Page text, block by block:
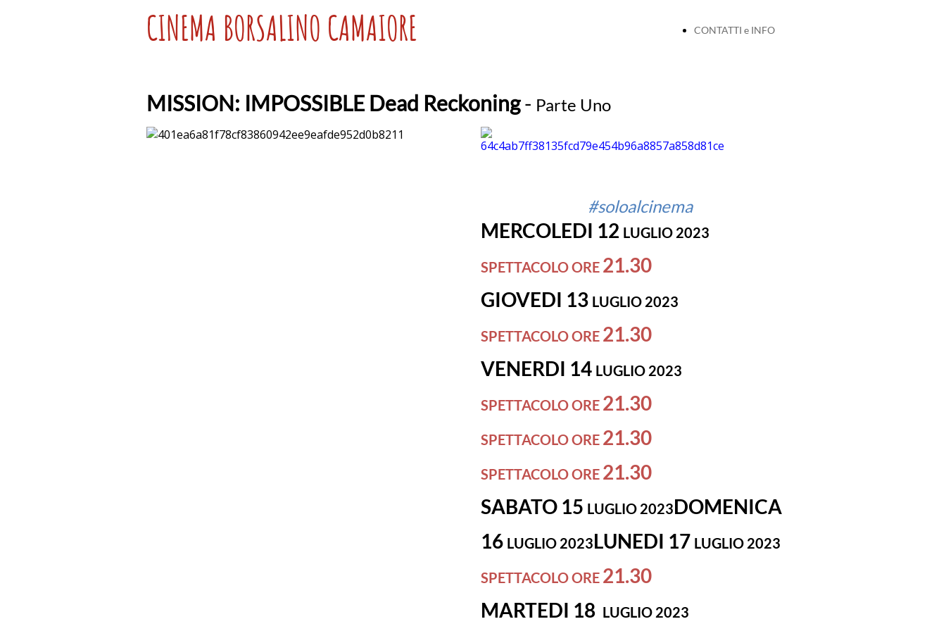
CONTATTI e INFO
CINEMA BORSALINO CAMAIORE
MISSION: IMPOSSIBLE Dead Reckoning- Parte Uno
#soloalcinema
MERCOLEDI 12 LUGLIO 2023
SPETTACOLO ORE 21.30
GIOVEDI 13 LUGLIO 2023
SPETTACOLO ORE 21.30
VENERDI 14 LUGLIO 2023
SPETTACOLO ORE 21.30
SPETTACOLO ORE 21.30
SPETTACOLO ORE 21.30
SABATO 15 LUGLIO 2023DOMENICA
16 LUGLIO 2023LUNEDI 17 LUGLIO 2023
SPETTACOLO ORE 21.30
MARTEDI 18 LUGLIO 2023